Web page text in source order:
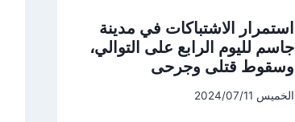
استمرار الاشتباكات في مدينة
جاسم لليوم الرابع على التوالي،
وسقوط قتلى وجرحى
الخميس 2024/07/11